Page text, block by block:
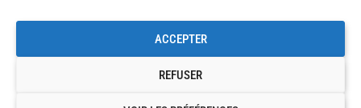
ACCEPTER
REFUSER
Association à but non lucratif
sous couvert de la Loi 1901